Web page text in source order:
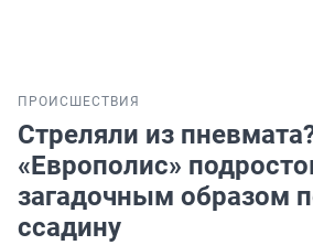
ПРОИСШЕСТВИЯ
Стреляли из
«Европолис»
загадочным образом
ссадину